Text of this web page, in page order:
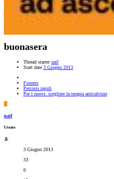
buonasera
Thread starter naif
Start date 3 Giugno 2013
Forums
Percorsi rapidi
Per i nuovi: scegliere la terapia anticalvizie
N
naif
Utente
3 Giugno 2013
33
0